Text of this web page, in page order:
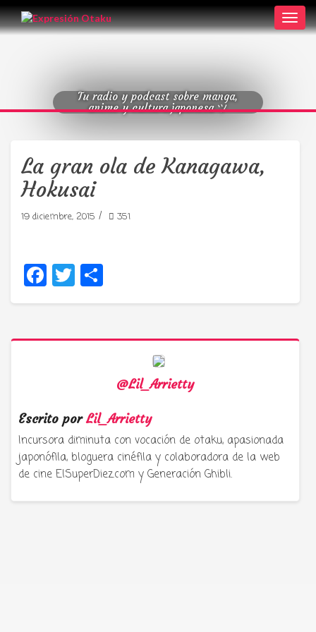
Tu radio y podcast sobre manga,
anime y cultura japonesa ツ
La gran ola de Kanagawa,
Hokusai
19 diciembre, 2015 / 351
Facebook
Twitter
@Lil_Arrietty
Escrito porLil_Arrietty
Incursora diminuta con vocación de otaku, apasionada
japonófila, bloguera cinéfila y colaboradora de la web
de cine ElSuperDiez.com y Generación Ghibli.